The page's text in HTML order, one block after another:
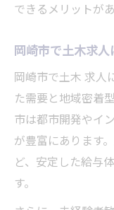
できるメリットがあ
岡崎市で土木求
岡崎市で土木 求人
た需要と地域密着
市は都市開発やイ
が豊富にあります
ど、安定した給与
す。